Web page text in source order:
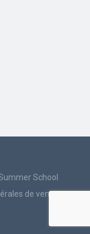
School
de vente